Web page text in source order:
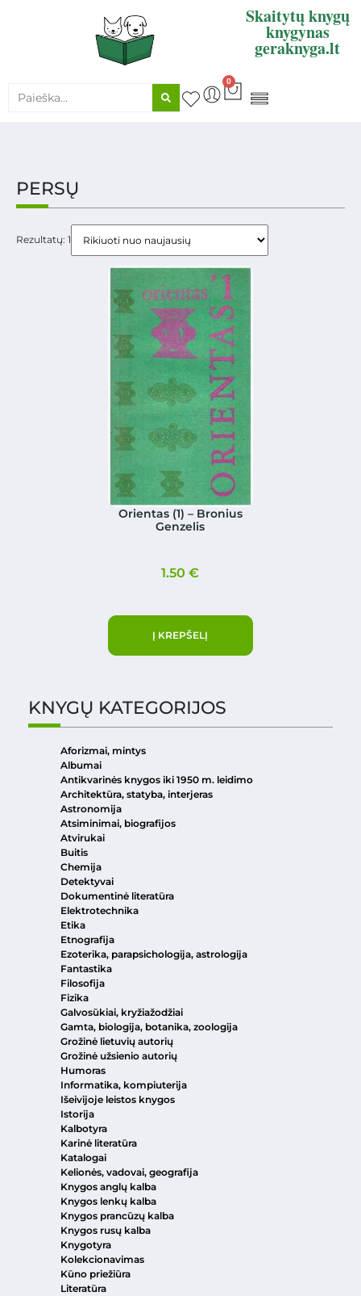
Skaitytų knygų
knygynas
geraknyga.lt
0
PERSŲ
Rezultatų: 1
Orientas (1) – Bronius
Genzelis
1.50€
Į KREPŠELĮ
KNYGŲ KATEGORIJOS
Aforizmai, mintys
Albumai
Antikvarinės knygos iki 1950 m. leidimo
Architektūra, statyba, interjeras
Astronomija
Atsiminimai, biografijos
Atvirukai
Buitis
Chemija
Detektyvai
Dokumentinė literatūra
Elektrotechnika
Etika
Etnografija
Ezoterika, parapsichologija, astrologija
Fantastika
Filosofija
Fizika
Galvosūkiai, kryžiažodžiai
Gamta, biologija, botanika, zoologija
Grožinė lietuvių autorių
Grožinė užsienio autorių
Humoras
Informatika, kompiuterija
Išeivijoje leistos knygos
Istorija
Kalbotyra
Karinė literatūra
Katalogai
Kelionės, vadovai, geografija
Knygos anglų kalba
Knygos lenkų kalba
Knygos prancūzų kalba
Knygos rusų kalba
Knygotyra
Kolekcionavimas
Kūno priežiūra
Literatūra